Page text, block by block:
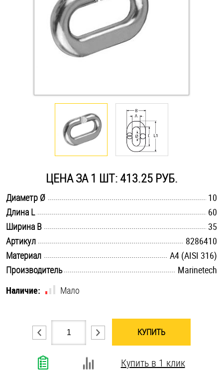
Заклепки (Гайки-Заклепки)
Инструмент
Крюки, кольца с метрической резьбой
Крюки, кольца с шурупной резьбой
Оснастка и аксессуары для яхт
Саморезы и шурупы
Стопорные кольца
Такелаж
Хомуты
Шайбы
Шпильки
Шплинты
Штифты и пальцы
ЦЕНА ЗА 1 ШТ: 413.25 РУБ.
Диаметр Ø
10
Длина L
60
Ширина B
35
Артикул
8286410
Материал
A4 (AISI 316)
Производитель
Marinetech
Наличие:
Мало
КУПИТЬ
Купить в 1 клик